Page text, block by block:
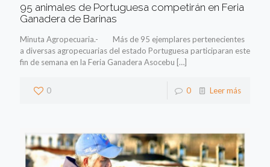
95 animales de Portuguesa competirán en Feria
Ganadera de Barinas
Minuta Agropecuaria.- Más de 95 ejemplares pertenecientes
a diversas agropecuarias del estado Portuguesa participaran este
fin de semana en la Feria Ganadera Asocebu […]
0 0 Leer más